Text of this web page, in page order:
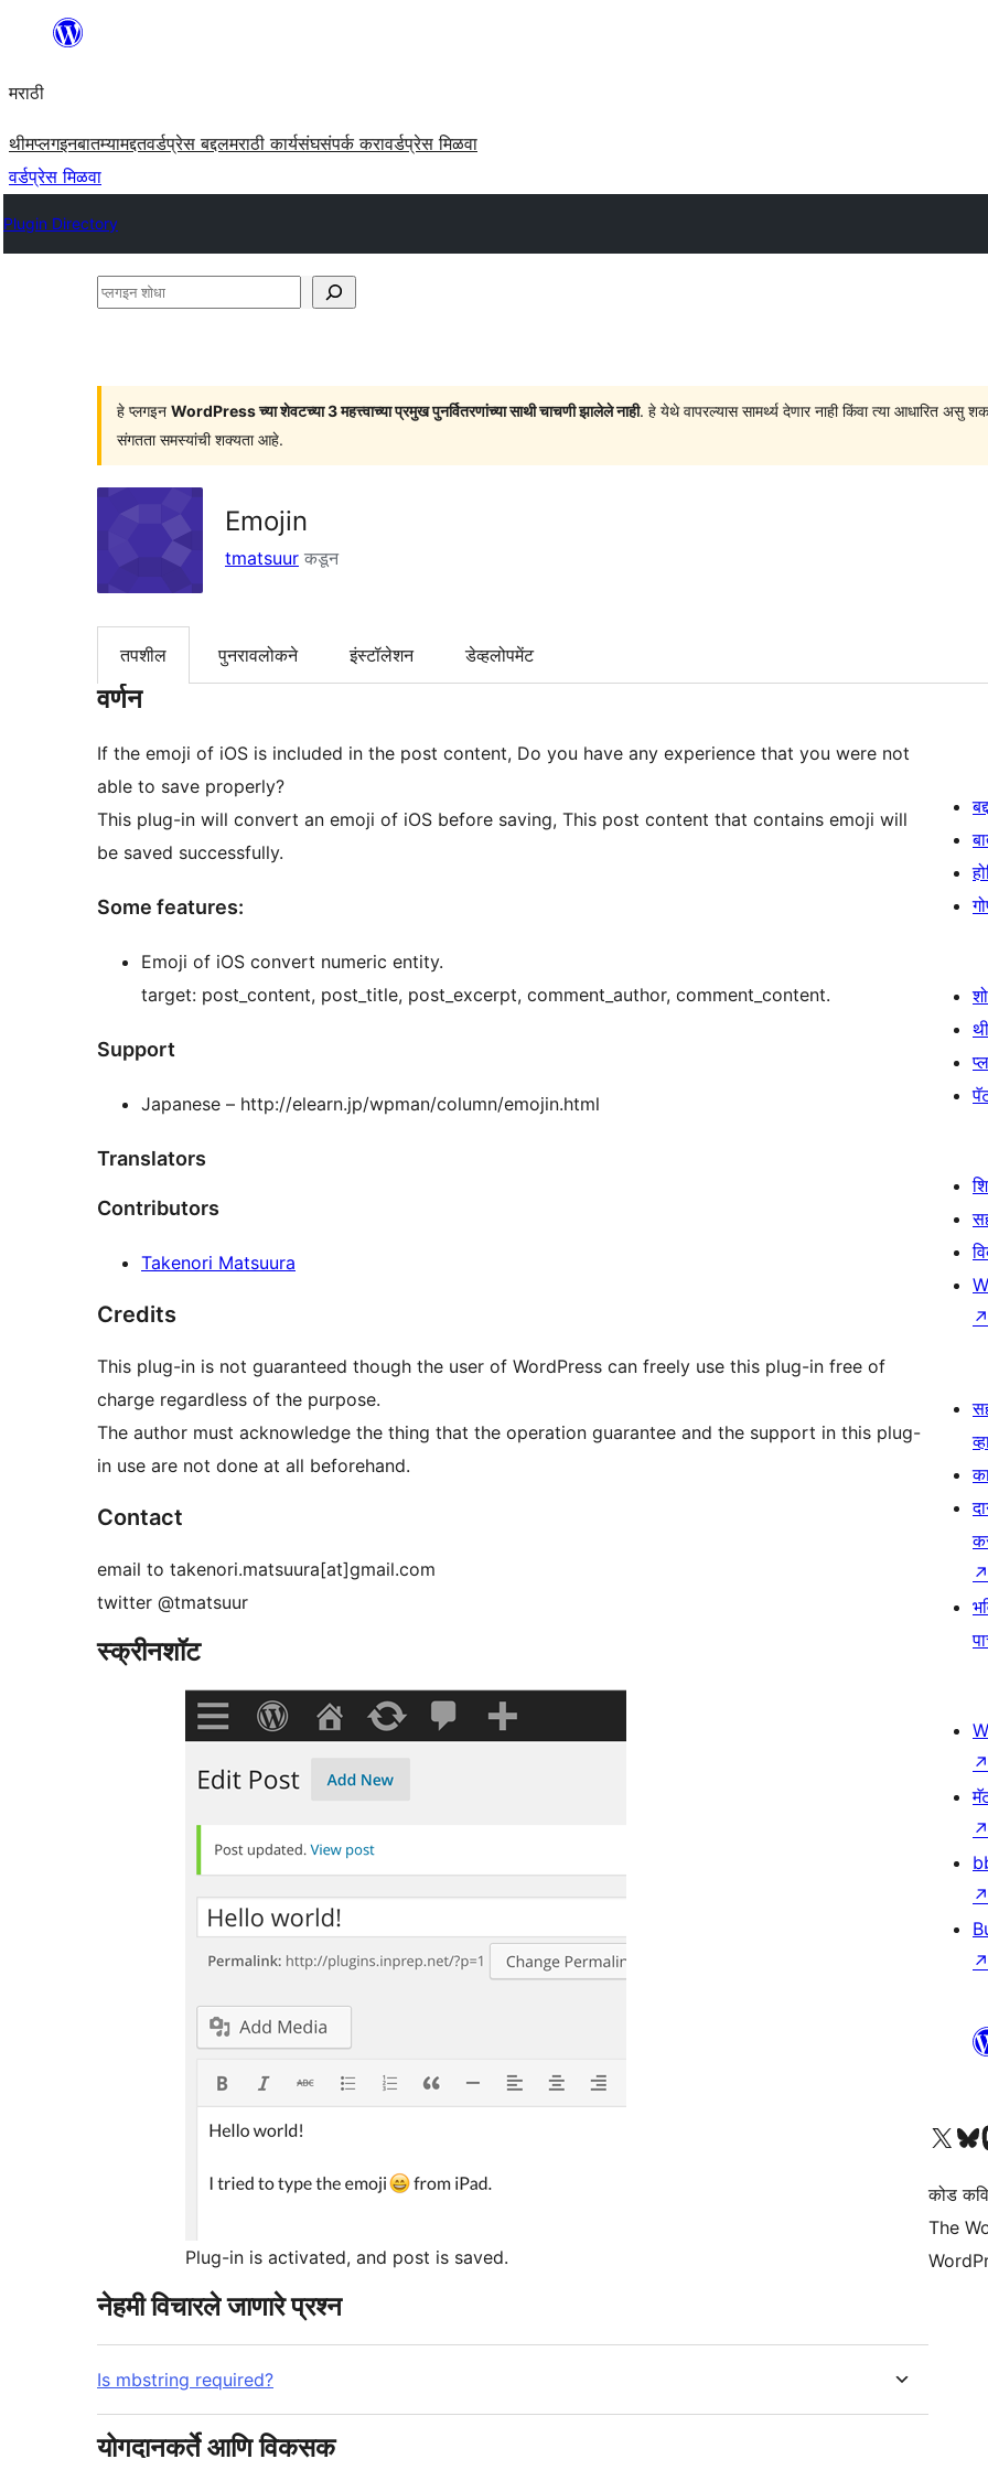
सामुग्रीवर
मराठी
थीमप्लगइनबातम्यामद्दतवर्डप्रेस बद्दलमराठी कार्यसंघसंपर्क करावर्डप्रेस मिळवा
वर्डप्रेस मिळवा
Plugin Directory
प्लगइन
हे प्लगइन WordPress च्या शेवटच्या 3 महत्त्वाच्या प्रमुख पुनर्वितरणांच्या साथी चाचणी झालेले नाही. हे येथे वापरल्यास सामर्थ्य देणार नाही किंवा त्या आधारित
संगतता समस्यांची शक्यता आहे.
Emojin
tmatsuur कडून
तपशील पुनरावलोकने इंस्टॉलेशन डेव्हलोपमेंट
वर्णन
If the emoji of iOS is included in the post content, Do you have any experience that you were not
able to save properly?
This plug-in will convert an emoji of iOS before saving, This post content that contains emoji will
be saved successfully.
Some features:
Emoji of iOS convert numeric entity.
target: post_content, post_title, post_excerpt, comment_author, comment_content.
Support
Japanese – http://elearn.jp/wpman/column/emojin.html
Translators
Contributors
Takenori Matsuura
Credits
This plug-in is not guaranteed though the user of WordPress can freely use this plug-in free of
charge regardless of the purpose.
The author must acknowledge the thing that the operation guarantee and the support in this plug-
in use are not done at all beforehand.
Contact
email to takenori.matsuura[at]gmail.com
twitter @tmatsuur
स्क्रीनशॉट
Plug-in is activated, and post is saved.
नेहमी विचारले जाणारे प्रश्न
Is mbstring required?
योगदानकर्ते आणि विकसक
↗
↗
↗
↗
↗
↗
आमच्या X (एक्स) (पूर्वीचे ट्विटर) खात्याला भेट द्या आमच्या ब्लूस्की खात्याला भेट द्या.
कोड
The